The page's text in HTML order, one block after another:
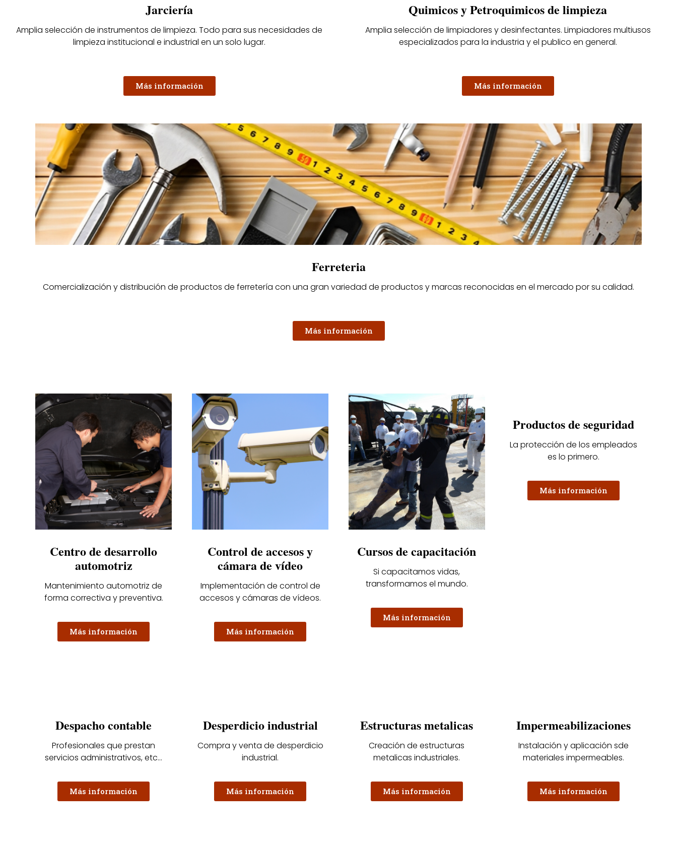
Jarciería
Amplia selección de instrumentos de limpieza. Todo para sus necesidades de
limpieza institucional e industrial en un solo lugar.
Más información
Quimicos y Petroquimicos de limpieza
Amplia selección de limpiadores y desinfectantes. Limpiadores multiusos
especializados para la industria y el publico en general.
Más información
Ferreteria
Comercialización y distribución de productos de ferretería con una gran variedad de productos y marcas reconocidas en el mercado por su calidad.
Más información
Centro de desarrollo
automotriz
Mantenimiento automotriz de
forma correctiva y preventiva.
Más información
Control de accesos y
cámara de vídeo
Implementación de control de
accesos y cámaras de vídeos.
Más información
Cursos de capacitación
Si capacitamos vidas,
transformamos el mundo.
Más información
Productos de seguridad
La protección de los empleados
es lo primero.
Más información
Despacho contable
Profesionales que prestan
servicios administrativos, etc...
Más información
Desperdicio industrial
Compra y venta de desperdicio
industrial.
Más información
Estructuras metalicas
Creación de estructuras
metalicas industriales.
Más información
Impermeabilizaciones
Instalación y aplicación sde
materiales impermeables.
Más información